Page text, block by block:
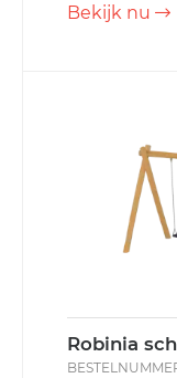
Bekijk nu
Robinia